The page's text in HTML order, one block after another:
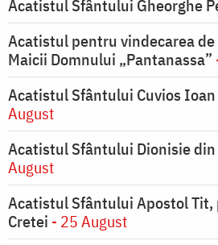
Acatistul Sfântului Gheorghe
Acatistul pentru vindecarea de
Maicii Domnului „Pantanassa”
Acatistul Sfântului Cuvios Ioan
August
Acatistul Sfântului Dionisie
August
Acatistul Sfântului Apostol
Cretei - 25 August